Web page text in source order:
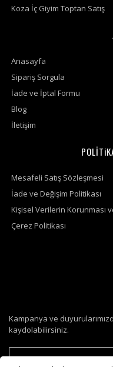
Koza İç Giyim Toptan Satış
Anasayfa
Sipariş Sorgula
İade ve İptal Formu
Blog
İletişim
Mesafeli Satış Sözleşmesi
İade ve Değişim Politikası
Kişisel Verilerin Korunması
Çerez Politikası
Kampanya ve
kaydolabilirsiniz.